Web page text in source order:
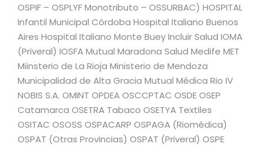
OSPIF – OSPLYF Monotributo – OSSURBAC) HOSPITAL
Infantil Municipal Córdoba Hospital Italiano Buenos
Aires Hospital Italiano Monte Buey Incluir Salud IOMA
(Priveral) IOSFA Mutual Maradona Salud Medife MET
Miinsterio de La Rioja Ministerio de Mendoza
Municipalidad de Alta Gracia Mutual Médica Rio IV
NOBIS S.A. OMINT OPDEA OSCCPTAC OSDE OSEP
Catamarca OSETRA Tabaco OSETYA Textiles
OSITAC OSOSS OSPACARP OSPAGA (Riomédica)
OSPAT (Otras Provincias) OSPAT (Priveral) OSPE